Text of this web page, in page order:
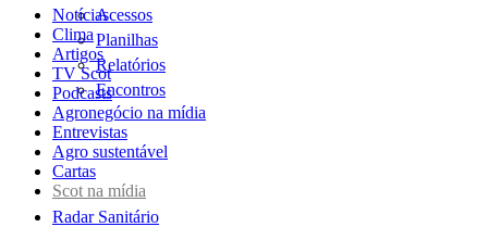
Acessos
Planilhas
Relatórios
Encontros
Notícias
Clima
Artigos
TV Scot
Podcasts
Agronegócio na mídia
Entrevistas
Agro sustentável
Cartas
Scot na mídia
Radar Sanitário